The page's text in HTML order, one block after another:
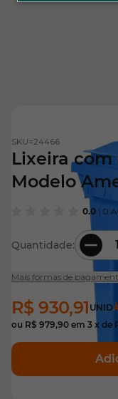
0.0 | 0
SKU=24466
Lixeira com
Modelo
Quantidade:
Mais formas de
R$ 930,91 UNID
ou R$ 979,90 em 3 x de